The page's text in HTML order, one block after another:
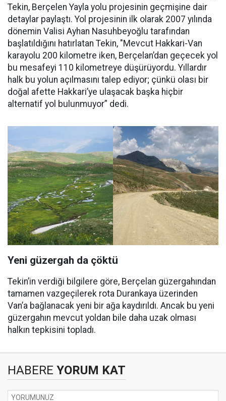
Tekin, Berçelen Yayla yolu projesinin geçmişine dair
detaylar paylaştı. Yol projesinin ilk olarak 2007 yılında
dönemin Valisi Ayhan Nasuhbeyoğlu tarafından
başlatıldığını hatırlatan Tekin, "Mevcut Hakkari-Van
karayolu 200 kilometre iken, Berçelan’dan geçecek yol
bu mesafeyi 110 kilometreye düşürüyordu. Yıllardır
halk bu yolun açılmasını talep ediyor; çünkü olası bir
doğal afette Hakkari’ye ulaşacak başka hiçbir
alternatif yol bulunmuyor” dedi.
Yeni güzergah da çöktü
Tekin’in verdiği bilgilere göre, Berçelan güzergahından
tamamen vazgeçilerek rota Durankaya üzerinden
Van’a bağlanacak yeni bir ağa kaydırıldı. Ancak bu yeni
güzergahın mevcut yoldan bile daha uzak olması
halkın tepkisini topladı.
HABERE YORUM KAT